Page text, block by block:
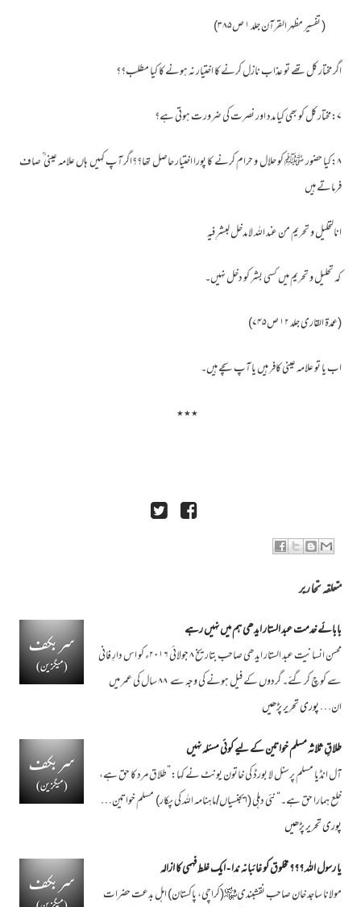
( تفسیر مظہر القرآن جلد ۱ ص۳۸۵)
اگر مختار کل تھے تو عذاب نازل کرنے کا اختیار نہ ہونے کا کیا مطلب؟؟
۷:مختار کل کو بھی کیا مدد اور نصرت کی ضرورت ہوتی ہے؟
۸:کیا حضور ﷺ کو حلال و حرام کرنے کا پورا اختیار حاصل تھا؟؟اگر آپ کہیں ہاں علامہ عینی ؒ صاف
فرماتے ہیں
انالتحلیل و تحریم من عند اللہ لا مدخل لبشرِ فیہ
کہ تحلیل و تحریم میں کسی بشر کو دخل نہیں۔
(عمدۃ القاری جلد ۱۲ ص۷۴۵)
اب یا تو علامہ عینی کافر ہیں یا آپ سچے ہیں۔
٭٭٭
متعلقہ تحاریر
بابائے خدمت عبد الستار ایدھی ہم میں نہیں رہے
محسن انسانیت عبد الستار ایدھی صاحب بتاریخ ۸ جولائی ۲۰۱۶ء کو اس دارِ فانی
سے کوچ کر گئے۔ گردوں کے فیل ہونے کی وجہ سے ۸۸ سال کی عمر میں
ان…پوری تحریر پڑھیں
طلاقِ ثلاثہ مسلم خواتین کے لیے کوئی مسئلہ نہیں
آل انڈیا مسلم پرسنل لا بورڈ کی خاتون یونٹ نے کہا:”طلاق مرد کا حق ہے،
خلع ہمارا حق ہے۔“ نئی دہلی (ایجنسیاں/ماہنامہ اللہ کی پکار) مسلم خواتین…
پوری تحریر پڑھیں
یا رسول اللہ ؟؟؟ مخلوق کو غائبانہ ندا - ایک غلط فہمی کا ازالہ
مولانا ساجد خان صاحب نقشبندی﷾(کراچی، پاکستان) اہل بدعت حضرات